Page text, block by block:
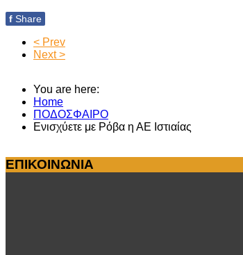
f Share
< Prev
Next >
You are here:
Home
ΠΟΔΟΣΦΑΙΡΟ
Ενισχύετε με Ρόβα η ΑΕ Ιστιαίας
ΕΠΙΚΟΙΝΩΝΙΑ